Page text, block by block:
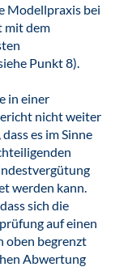
Modellpraxis bei
mit dem
Punkt 8).
in einer
nicht weiter
es im Sinne
werden kann.
sich die
auf einen
oben begrenzt
Abwertung